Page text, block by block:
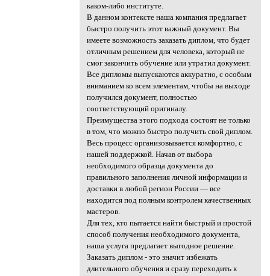
каком-либо институте.
В данном контексте наша компания предлагает
быстро получить этот важный документ. Вы
имеете возможность заказать диплом, что будет
отличным решением для человека, который не
смог закончить обучение или утратил документ.
Все дипломы выпускаются аккуратно, с особым
вниманием ко всем элементам, чтобы на выходе
получился документ, полностью
соответствующий оригиналу.
Преимущества этого подхода состоят не только
в том, что можно быстро получить свой диплом.
Весь процесс организовывается комфортно, с
нашей поддержкой. Начав от выбора
необходимого образца документа до
правильного заполнения личной информации и
доставки в любой регион России — все
находится под полным контролем качественных
мастеров.
Для тех, кто пытается найти быстрый и простой
способ получения необходимого документа,
наша услуга предлагает выгодное решение.
Заказать диплом - это значит избежать
длительного обучения и сразу переходить к